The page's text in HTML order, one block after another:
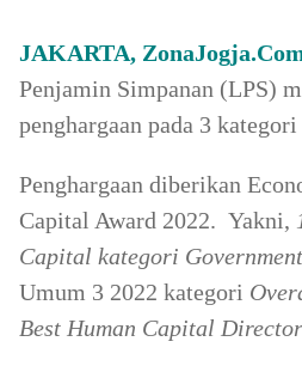
JAKARTA,
Penjamin Simpanan (LPS)
penghargaan pada 3 kategori
Penghargaan diberikan
Capital Award 2022. Yakni,
Capital kategori
Umum 3 2022 kategori
Best Human Capital